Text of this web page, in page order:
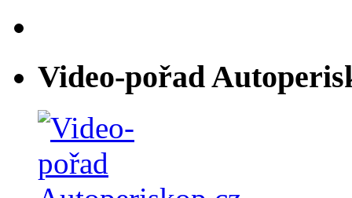
Video-pořad